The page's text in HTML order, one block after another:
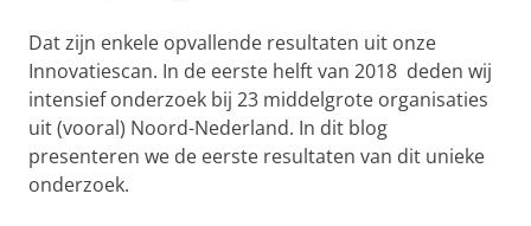
Dat zijn enkele opvallende resultaten uit onze
Innovatiescan. In de eerste helft van 2018 deden wij
intensief onderzoek bij 23 middelgrote organisaties
uit (vooral) Noord-Nederland. In dit blog
presenteren we de eerste resultaten van dit unieke
onderzoek.